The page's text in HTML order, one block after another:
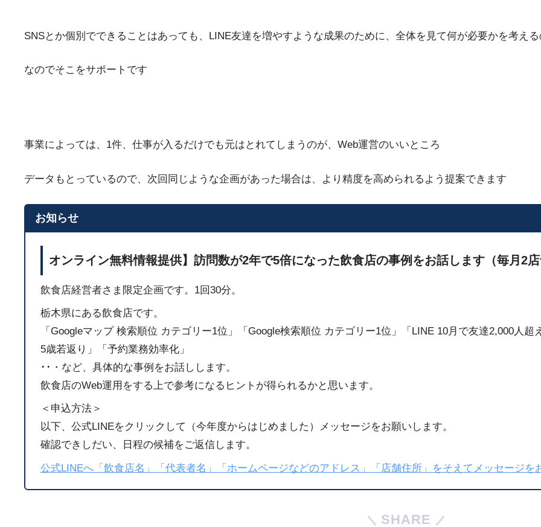
SNSとか個別でできることはあっても、LINE友達を増やすような成果のために、全体を見て何が必要かを考え
なのでそこをサポートです
事業によっては、1件、仕事が入るだけでも元はとれてしまうのが、Web運営のいいところ
データもとっているので、次回同じような企画があった場合は、より精度を高められるよう提案できます
お知らせ
オンライン無料情報提供】訪問数が2年で5倍になった飲食店の事例をお話します（毎月2店
飲食店経営者さま限定企画です。1回30分。
栃木県にある飲食店です。
「Googleマップ 検索順位 カテゴリー1位」「Google検索順位 カテゴリー1位」「LINE 10月で友達2,000人
5歳若返り」「予約業務効率化」
･･・など、具体的な事例をお話しします。
飲食店のWeb運用をする上で参考になるヒントが得られるかと思います。
＜申込方法＞
以下、公式LINEをクリックして（今年度からはじめました）メッセージをお願いします。
確認できしだい、日程の候補をご返信します。
公式LINEへ「飲食店名」「代表者名」「ホームページなどのアドレス」「店舗住所」をそえてメッセージを
SHARE